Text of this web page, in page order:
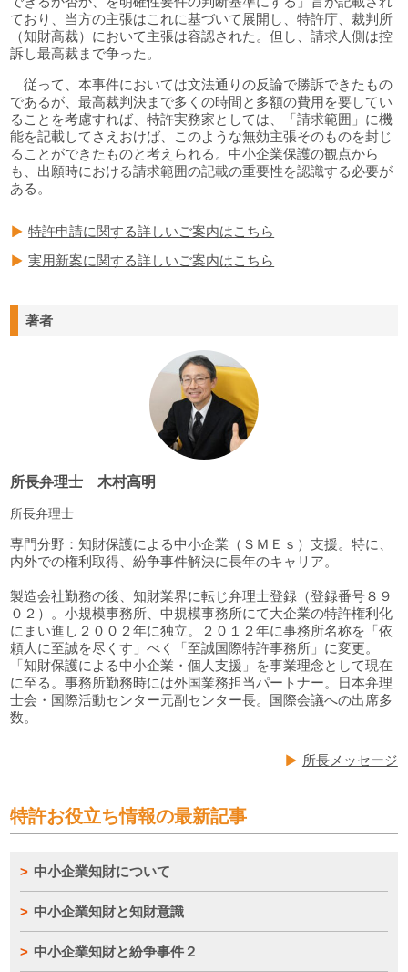
ており、当方の主張はこれに基づいて展開し、特許庁、裁判所
（知財高裁）において主張は容認された。但し、請求人側は控
訴し最高裁まで争った。
従って、本事件においては文法通りの反論で勝訴できたもの
であるが、最高裁判決まで多くの時間と多額の費用を要してい
ることを考慮すれば、特許実務家としては、「請求範囲」に機
能を記載してさえおけば、このような無効主張そのものを封じ
ることができたものと考えられる。中小企業保護の観点から
も、出願時における請求範囲の記載の重要性を認識する必要が
ある。
特許申請に関する詳しいご案内はこちら
実用新案に関する詳しいご案内はこちら
著者
所長弁理士 木村高明
所長弁理士
専門分野：知財保護による中小企業（ＳＭＥｓ）支援。特に、
内外での権利取得、紛争事件解決に長年のキャリア。
製造会社勤務の後、知財業界に転じ弁理士登録（登録番号８９
０２）。小規模事務所、中規模事務所にて大企業の特許権利化
にまい進し２００２年に独立。２０１２年に事務所名称を「依
頼人に至誠を尽くす」べく「至誠国際特許事務所」に変更。
「知財保護による中小企業・個人支援」を事業理念として現在
に至る。事務所勤務時には外国業務担当パートナー。日本弁理
士会・国際活動センター元副センター長。国際会議への出席多
数。
所長メッセージ
特許お役立ち情報の最新記事
中小企業知財について
中小企業知財と知財意識
中小企業知財と紛争事件２